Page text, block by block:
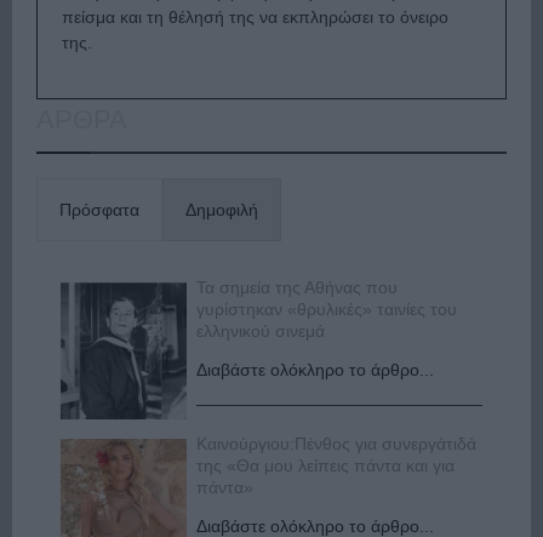
πείσμα και τη θέλησή της να εκπληρώσει το όνειρο
της.
Πρόσφατα Δημοφιλή
Τα σημεία της Αθήνας που
γυρίστηκαν «θρυλικές» ταινίες του
ελληνικού σινεμά
Διαβάστε ολόκληρο το άρθρο...
Καινούργιου:Πένθος για συνεργάτιδά
της «Θα μου λείπεις πάντα και για
πάντα»
Διαβάστε ολόκληρο το άρθρο...